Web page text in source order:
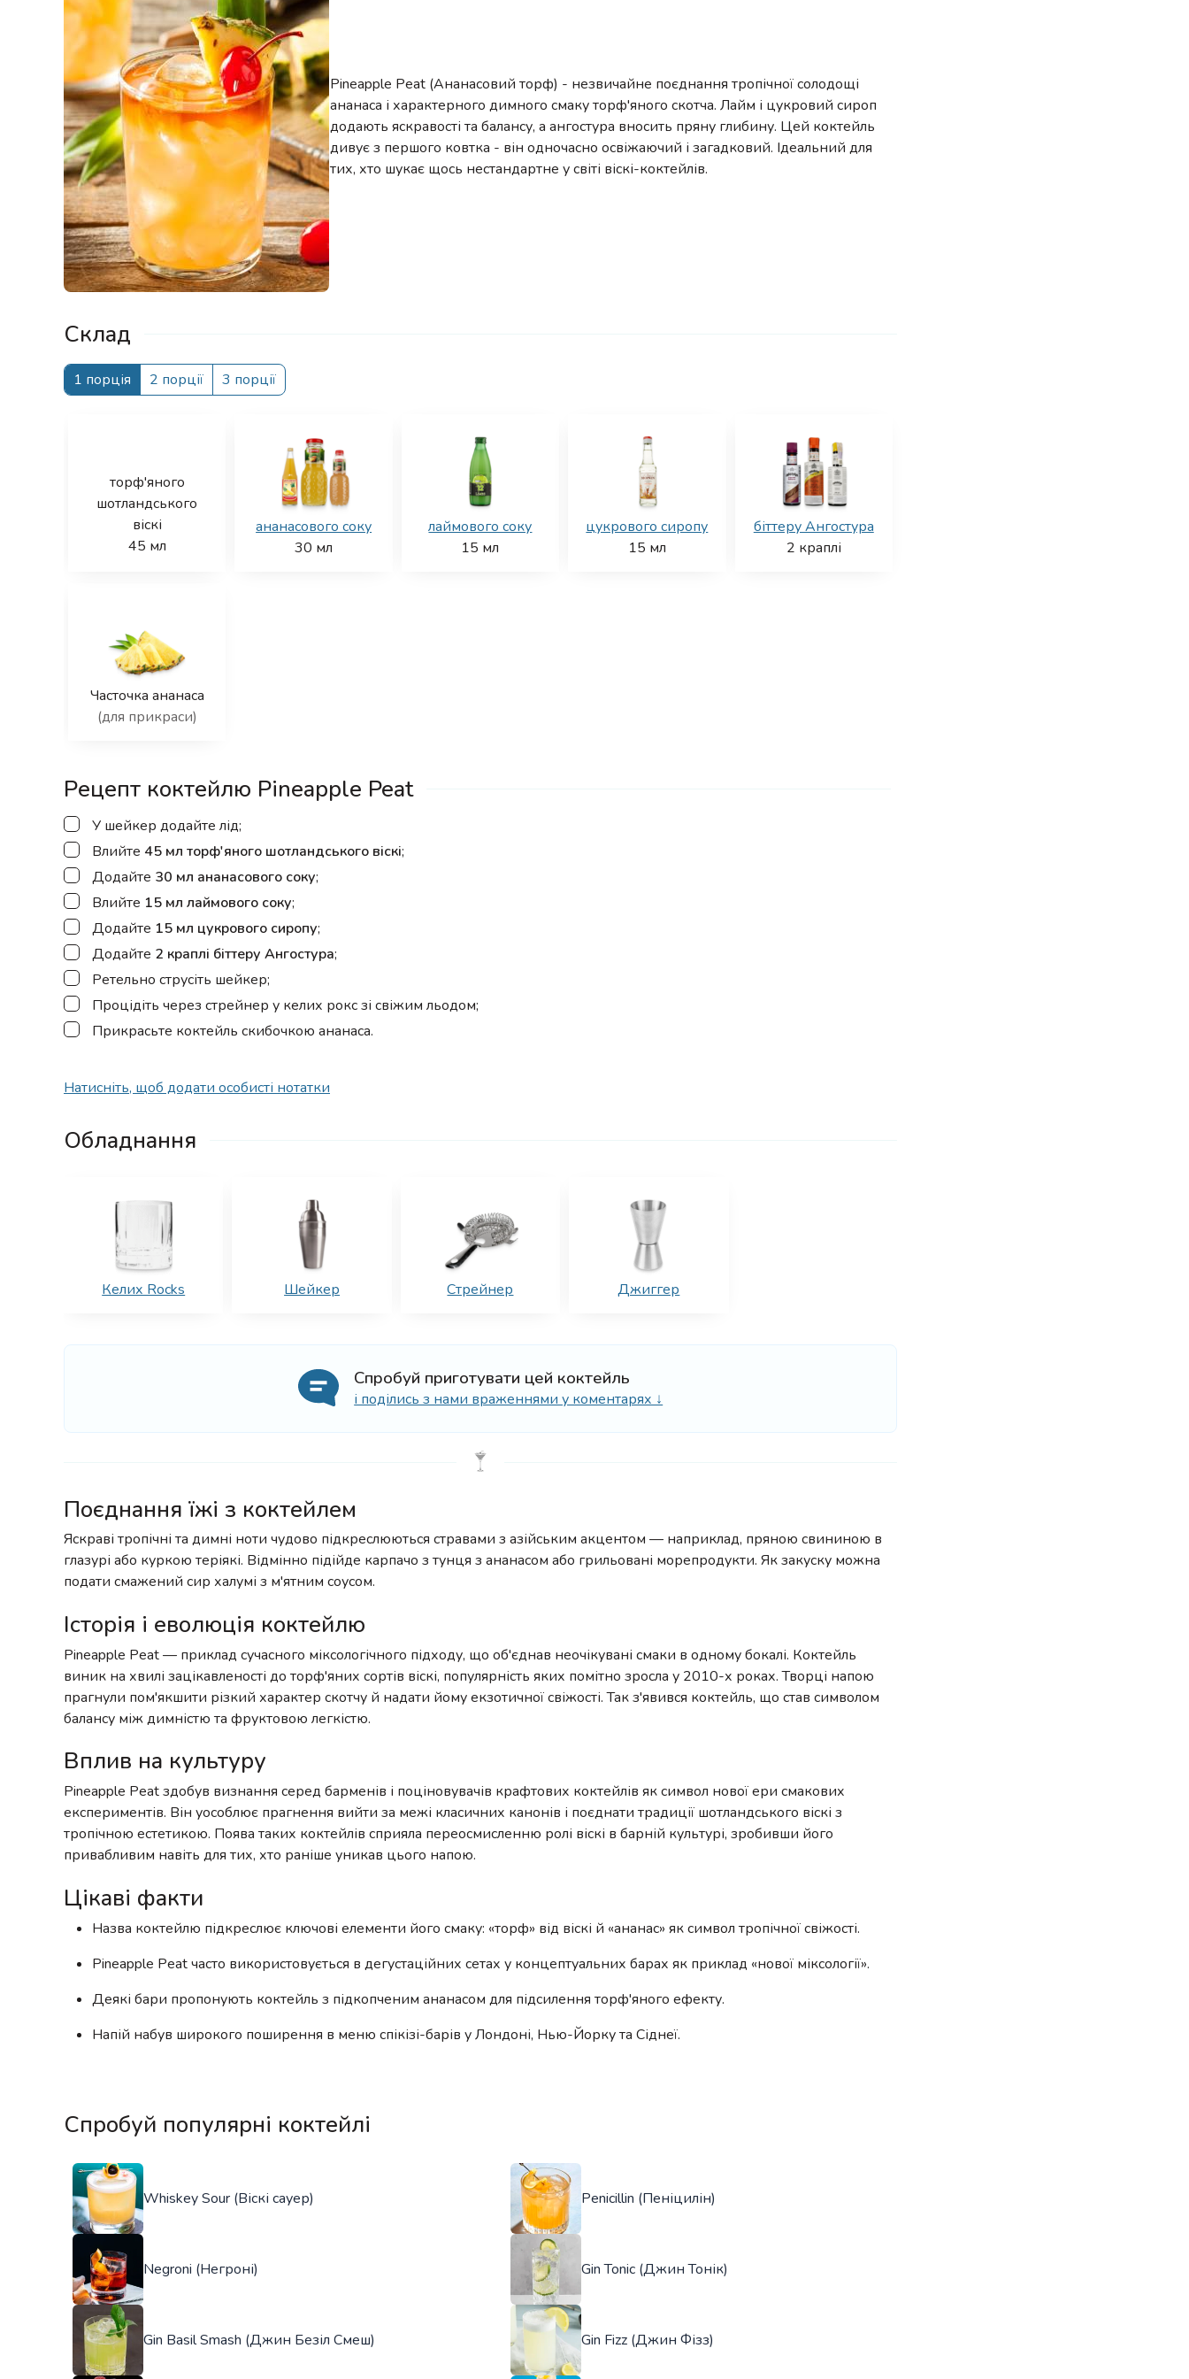
Pineapple Peat (Ананасовий торф) - незвичайне поєднання тропічної солодощі
ананаса і характерного димного смаку торф'яного скотча. Лайм і цукровий сироп
додають яскравості та балансу, а ангостура вносить пряну глибину. Цей коктейль
дивує з першого ковтка - він одночасно освіжаючий і загадковий. Ідеальний для
тих, хто шукає щось нестандартне у світі віскі-коктейлів.
Склад
1 порція 2 порції 3 порції
торф'яного
шотландського
віскі
45 мл
ананасового соку
30 мл
лаймового соку
15 мл
цукрового сиропу
15 мл
біттеру Ангостура
2 краплі
Часточка ананаса
(для прикраси)
Рецепт коктейлю Pineapple Peat
▢
У шейкер додайте лід;
▢
Влийте 45 мл торф'яного шотландського віскі;
▢
Додайте 30 мл ананасового соку;
▢
Влийте 15 мл лаймового соку;
▢
Додайте 15 мл цукрового сиропу;
▢
Додайте 2 краплі біттеру Ангостура;
▢
Ретельно струсіть шейкер;
▢
Процідіть через стрейнер у келих рокс зі свіжим льодом;
▢
Прикрасьте коктейль скибочкою ананаса.
Натисніть, щоб додати особисті нотатки
Обладнання
Келих Rocks Шейкер Стрейнер Джиггер
Спробуй приготувати цей коктейль
і поділись з нами враженнями у коментарях ↓
Поєднання їжі з коктейлем
Яскраві тропічні та димні ноти чудово підкреслюються стравами з азійським акцентом — наприклад, пряною свининою в
глазурі або куркою теріякі. Відмінно підійде карпачо з тунця з ананасом або грильовані морепродукти. Як закуску можна
подати смажений сир халумі з м'ятним соусом.
Історія і еволюція коктейлю
Pineapple Peat — приклад сучасного міксологічного підходу, що об'єднав неочікувані смаки в одному бокалі. Коктейль
виник на хвилі зацікавленості до торф'яних сортів віскі, популярність яких помітно зросла у 2010-х роках. Творці напою
прагнули пом'якшити різкий характер скотчу й надати йому екзотичної свіжості. Так з'явився коктейль, що став символом
балансу між димністю та фруктовою легкістю.
Вплив на культуру
Pineapple Peat здобув визнання серед барменів і поціновувачів крафтових коктейлів як символ нової ери смакових
експериментів. Він уособлює прагнення вийти за межі класичних канонів і поєднати традиції шотландського віскі з
тропічною естетикою. Поява таких коктейлів сприяла переосмисленню ролі віскі в барній культурі, зробивши його
привабливим навіть для тих, хто раніше уникав цього напою.
Цікаві факти
Назва коктейлю підкреслює ключові елементи його смаку: «торф» від віскі й «ананас» як символ тропічної свіжості.
Pineapple Peat часто використовується в дегустаційних сетах у концептуальних барах як приклад «нової міксології».
Деякі бари пропонують коктейль з підкопченим ананасом для підсилення торф'яного ефекту.
Напій набув широкого поширення в меню спікізі-барів у Лондоні, Нью-Йорку та Сіднеї.
Спробуй популярні коктейлі
Whiskey Sour (Віскі сауер) Penicillin (Пеніцилін)
Negroni (Негроні) Gin Tonic (Джин Тонік)
Gin Basil Smash (Джин Безіл Смеш) Gin Fizz (Джин Фізз)